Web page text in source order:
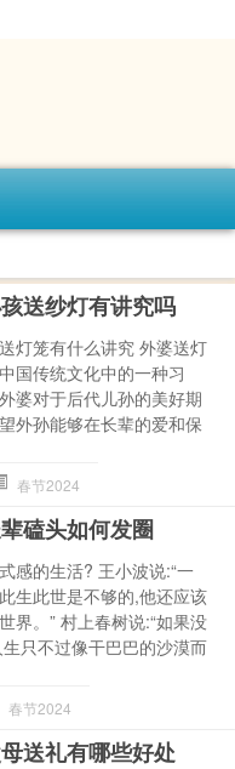
送纱灯有讲究吗
灯笼有什么讲究 外婆送灯
国传统文化中的一种习
婆对于后代儿孙的美好期
外孙能够在长辈的爱和保
春节2024
磕头如何发圈
感的生活? 王小波说:“一
生此世是不够的,他还应该
界。” 村上春树说:“如果没
只不过像干巴巴的沙漠而
春节2024
送礼有哪些好处